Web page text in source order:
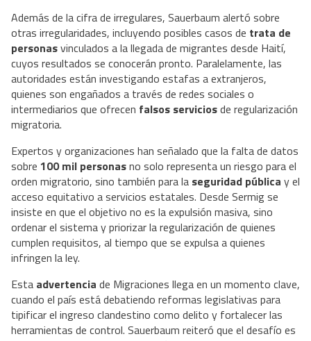
Además de la cifra de irregulares, Sauerbaum alertó sobre
otras irregularidades, incluyendo posibles casos de trata de
personasvinculados a la llegada de migrantes desde Haití,
cuyos resultados se conocerán pronto. Paralelamente, las
autoridades están investigando estafas a extranjeros,
quienes son engañados a través de redes sociales o
intermediarios que ofrecen falsos serviciosde regularización
migratoria.
Expertos y organizaciones han señalado que la falta de datos
sobre 100 mil personasno solo representa un riesgo para el
orden migratorio, sino también para la seguridad pública y el
acceso equitativo a servicios estatales. Desde Sermig se
insiste en que el objetivo no es la expulsión masiva, sino
ordenar el sistema y priorizar la regularización de quienes
cumplen requisitos, al tiempo que se expulsa a quienes
infringen la ley.
Esta advertencia de Migraciones llega en un momento clave,
cuando el país está debatiendo reformas legislativas para
tipificar el ingreso clandestino como delito y fortalecer las
herramientas de control. Sauerbaum reiteró que el desafío es